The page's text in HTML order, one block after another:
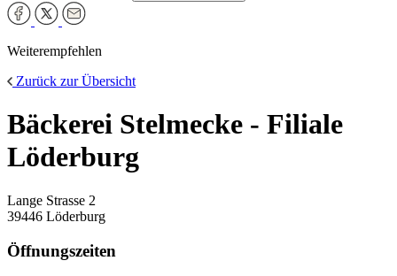
Weiterempfehlen
Zurück zur Übersicht
Bäckerei Stelmecke - Filiale
Löderburg
Lange Strasse 2
39446 Löderburg
Öffnungszeiten